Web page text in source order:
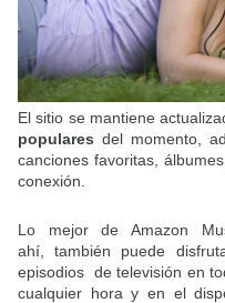
El sitio se mantiene
populares del momento,
canciones favoritas,
conexión.
Lo mejor de Amazon
ahí, también puede
episodios de televisión en
cualquier hora y en el